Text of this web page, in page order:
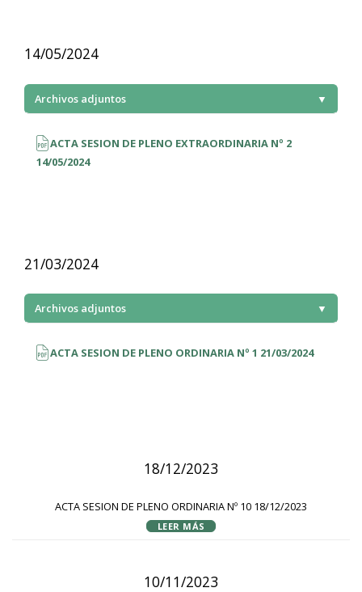
14/05/2024
Archivos adjuntos ▼
ACTA SESION DE PLENO EXTRAORDINARIA Nº 2
14/05/2024
21/03/2024
Archivos adjuntos ▼
ACTA SESION DE PLENO ORDINARIA Nº 1 21/03/2024
18/12/2023
ACTA SESION DE PLENO ORDINARIA Nº 10 18/12/2023
LEER MÁS
10/11/2023